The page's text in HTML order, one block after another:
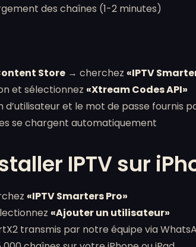
des chaînes (1-2 minutes)
Store → cherchez «IPTV
et sélectionnez «Xtream Codes API»
d’utilisateur et le mot de passe fournis
se chargent automatiquement
IPTV sur
«IPTV Smarters Pro»
«Ajouter un utilisateur»
transmis par notre équipe via